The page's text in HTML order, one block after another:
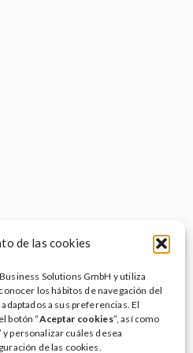
de las cookies
Solutions GmbH y utiliza
los hábitos de navegación del
a sus preferencias. El
botón “Aceptar cookies”, así como
y personalizar cuáles desea
de las cookies.